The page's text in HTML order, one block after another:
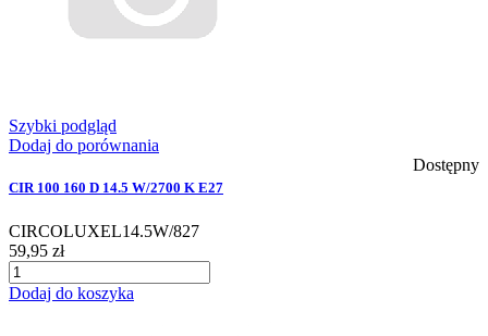
Szybki podgląd
Dodaj do porównania
Dostępny
CIR 100 160 D 14.5 W/2700 K E27
CIRCOLUXEL14.5W/827
59,95 zł
Dodaj do koszyka